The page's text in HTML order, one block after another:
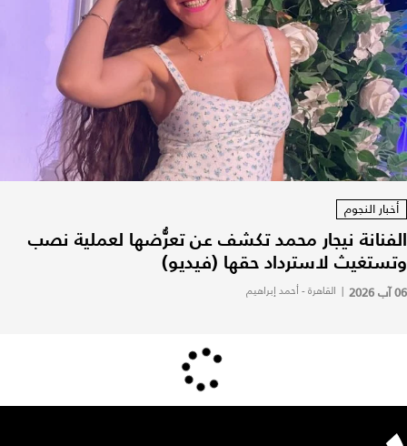
أخبار النجوم
الفنانة نيجار محمد تكشف عن تعرُّضها لعملية نصب
وتستغيث لاسترداد حقها (فيديو)
06 آب 2026 | القاهرة - أحمد إبراهيم